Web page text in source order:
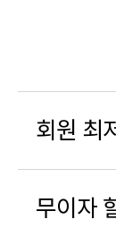
회원 최
무이자